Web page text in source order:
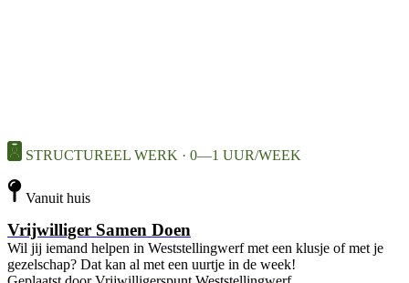
STRUCTUREEL WERK · 0—1 UUR/WEEK
Vanuit huis
Vrijwilliger Samen Doen
Wil jij iemand helpen in Weststellingwerf met een klusje of met je
gezelschap? Dat kan al met een uurtje in de week!